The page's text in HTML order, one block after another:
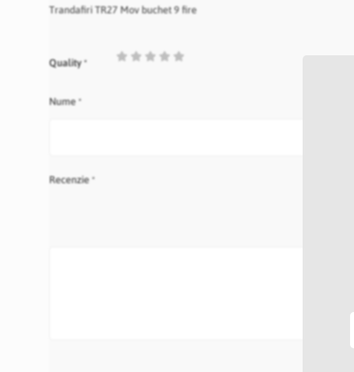
Trandafiri TR27 Mov buchet 9 fire
Quality
1
2
3
4
Nume
Recenzie